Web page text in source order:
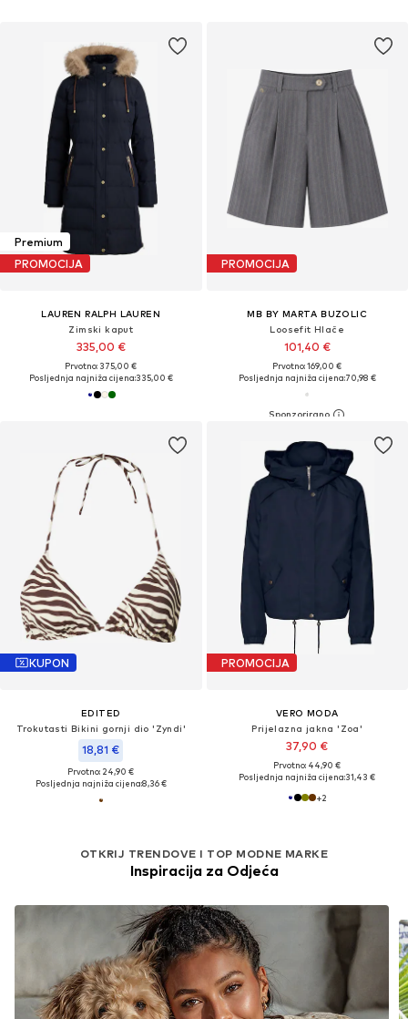
Premium
PROMOCIJA
LAUREN RALPH LAUREN
Zimski kaput
335,00 €
Prvotno: 375,00 €
Posljednja najniža cijena:335,00 €
PROMOCIJA
MB BY MARTA BUZOLIC
Loosefit Hlače
101,40 €
Prvotno: 169,00 €
Posljednja najniža cijena:70,98 €
KUPON
EDITED
Trokutasti Bikini gornji dio 'Zyndi'
18,81 €
Prvotno: 24,90 €
Posljednja najniža cijena:8,36 €
PROMOCIJA
VERO MODA
Prijelazna jakna 'Zoa'
37,90 €
Prvotno: 44,90 €
Posljednja najniža cijena:31,43 €
+2
OTKRIJ TRENDOVE I TOP MODNE MARKE
Inspiracija za Odjeća